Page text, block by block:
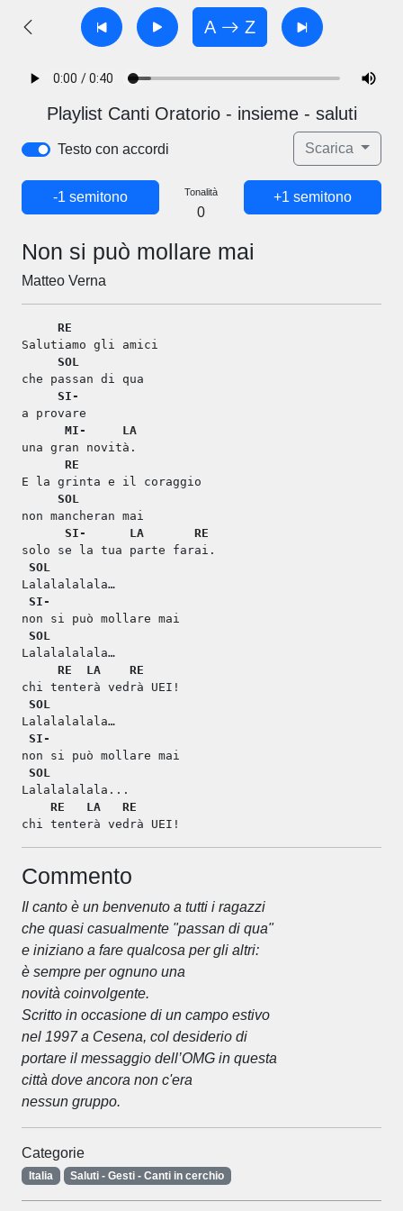
A Z
Playlist Canti Oratorio - insieme - saluti
Testo con accordi Scarica
-1 semitono Tonalità
0
+1 semitono
Non si può mollare mai
Matteo Verna
RE
Salutiamo gli amici
SOL
che passan di qua
SI-
a provare
MI-
LA
una gran novità.
RE
E la grinta e il coraggio
SOL
non mancheran mai
SI-
LA
RE
solo se la tua parte farai.
SOL
Lalalalalala…
SI-
non si può mollare mai
SOL
Lalalalalala…
RE
LA
RE
chi tenterà vedrà UEI!
SOL
Lalalalalala…
SI-
non si può mollare mai
SOL
Lalalalalala...
RE
LA
RE
chi tenterà vedrà UEI!
Commento
Il canto è un benvenuto a tutti i ragazzi
che quasi casualmente "passan di qua"
e iniziano a fare qualcosa per gli altri:
è sempre per ognuno una
novità coinvolgente.
Scritto in occasione di un campo estivo
nel 1997 a Cesena, col desiderio di
portare il messaggio dell’OMG in questa
città dove ancora non c'era
nessun gruppo.
Categorie
Italia Saluti - Gesti - Canti in cerchio